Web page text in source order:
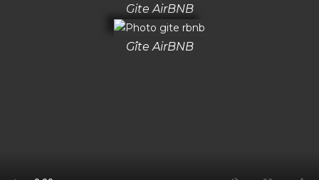
Gite AirBNB
Gîte AirBNB